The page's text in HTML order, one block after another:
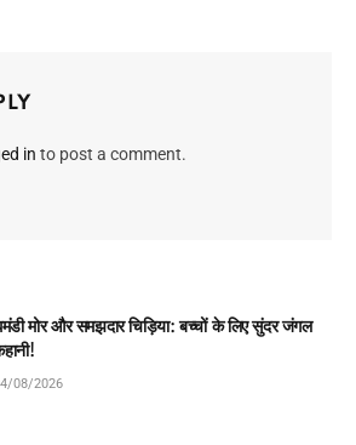
in to post a comment.
की ईमानदारी: बच्चों के लिए प्रेरणादायक बाल कहानी!
08/2026